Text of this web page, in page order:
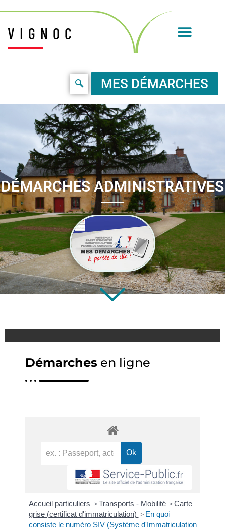
VIGNOC
MES DÉMARCHES
DÉMARCHES ADMINISTRATIVES
Démarches en ligne
Accueil particuliers > Transports - Mobilité > Carte
grise (certificat d'immatriculation) > En quoi
consiste le numéro SIV (Système d'Immatriculation